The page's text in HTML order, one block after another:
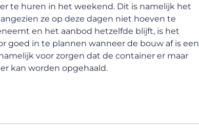
te huren in het weekend. Dit is namelijk het
ze op deze dagen niet hoeven te
en het aanbod hetzelfde blijft, is het
goed in te plannen wanneer de bouw af is een
voor zorgen dat de container er maar
kan worden opgehaald.